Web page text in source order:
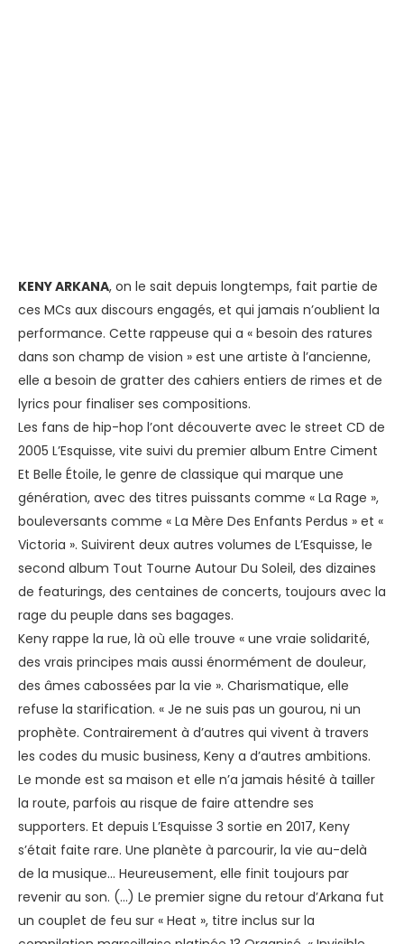
KENY ARKANA, on le sait depuis longtemps, fait partie de
ces MCs aux discours engagés, et qui jamais n’oublient la
performance. Cette rappeuse qui a « besoin des ratures
dans son champ de vision » est une artiste à l’ancienne,
elle a besoin de gratter des cahiers entiers de rimes et de
lyrics pour finaliser ses compositions.
Les fans de hip-hop l’ont découverte avec le street CD de
2005 L’Esquisse, vite suivi du premier album Entre Ciment
Et Belle Étoile, le genre de classique qui marque une
génération, avec des titres puissants comme « La Rage »,
bouleversants comme « La Mère Des Enfants Perdus » et «
Victoria ». Suivirent deux autres volumes de L’Esquisse, le
second album Tout Tourne Autour Du Soleil, des dizaines
de featurings, des centaines de concerts, toujours avec la
rage du peuple dans ses bagages.
Keny rappe la rue, là où elle trouve « une vraie solidarité,
des vrais principes mais aussi énormément de douleur,
des âmes cabossées par la vie ». Charismatique, elle
refuse la starification. « Je ne suis pas un gourou, ni un
prophète. Contrairement à d’autres qui vivent à travers
les codes du music business, Keny a d’autres ambitions.
Le monde est sa maison et elle n’a jamais hésité à tailler
la route, parfois au risque de faire attendre ses
supporters. Et depuis L’Esquisse 3 sortie en 2017, Keny
s’était faite rare. Une planète à parcourir, la vie au-delà
de la musique… Heureusement, elle finit toujours par
revenir au son. (...) Le premier signe du retour d’Arkana fut
un couplet de feu sur « Heat », titre inclus sur la